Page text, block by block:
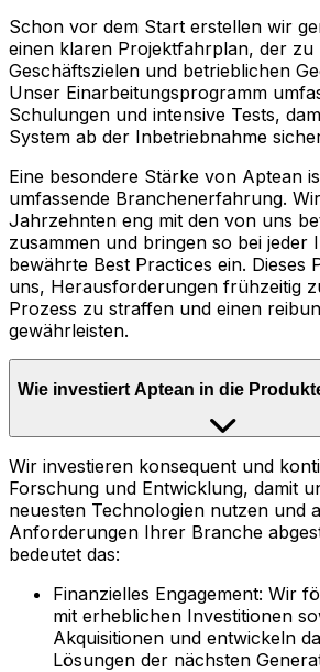
Schon vor dem Start erstellen wir
einen klaren Projektfahrplan, der zu
Geschäftszielen und betrieblichen
Unser Einarbeitungsprogramm
Schulungen und intensive Tests,
System ab der Inbetriebnahme
Eine besondere Stärke von Aptean
umfassende Branchenerfahrung.
Jahrzehnten eng mit den von uns
zusammen und bringen so bei jeder
bewährte Best Practices ein. Dieses
uns, Herausforderungen frühzeitig
Prozess zu straffen und einen
gewährleisten.
Wie investiert Aptean in die
Wir investieren konsequent und
Forschung und Entwicklung, damit
neuesten Technologien nutzen und
Anforderungen Ihrer Branche
bedeutet das:
Finanzielles Engagement: Wir
mit erheblichen Investitionen
Akquisitionen und entwickeln
Lösungen der nächsten